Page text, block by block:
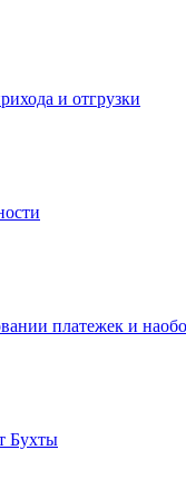
и отгрузки
платежек и
Бухты